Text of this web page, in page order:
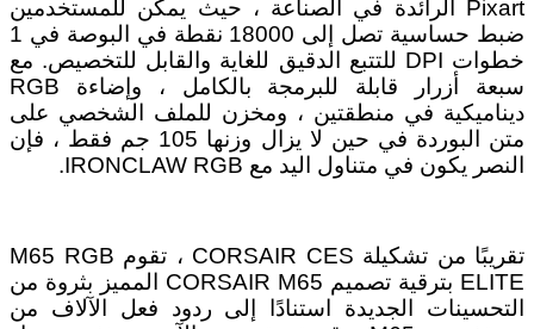
Pixart الرائدة في الصناعة ، حيث يمكن للمستخدمين
ضبط حساسية تصل إلى 18000 نقطة في البوصة في 1
خطوات DPI للتتبع الدقيق للغاية والقابل للتخصيص. مع
سبعة أزرار قابلة للبرمجة بالكامل ، وإضاءة RGB
ديناميكية في منطقتين ، ومخزن للملف الشخصي على
متن البوردة في حين لا يزال وزنها 105 جم فقط ، فإن
النصر يكون في متناول اليد مع IRONCLAW RGB.
تقريبًا من تشكيلة CORSAIR CES ، تقوم M65 RGB
ELITE بترقية تصميم CORSAIR M65 المميز بثروة من
التحسينات الجديدة استنادًا إلى ردود فعل الآلاف من